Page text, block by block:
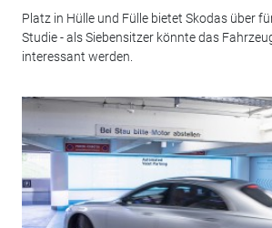
Platz in Hülle und Fülle bietet Skodas über
Studie - als Siebensitzer könnte das
interessant werden.